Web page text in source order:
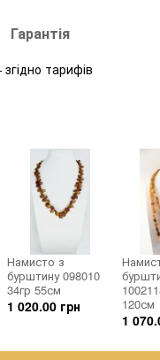
Гарантія
тарифів
Намисто з
бурштину 098010
34гр 55см
1 020.00 грн
120см
1